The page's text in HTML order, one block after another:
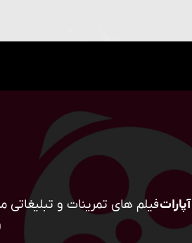
آپاراتفیلم های تمرینات و تبلیغاتی